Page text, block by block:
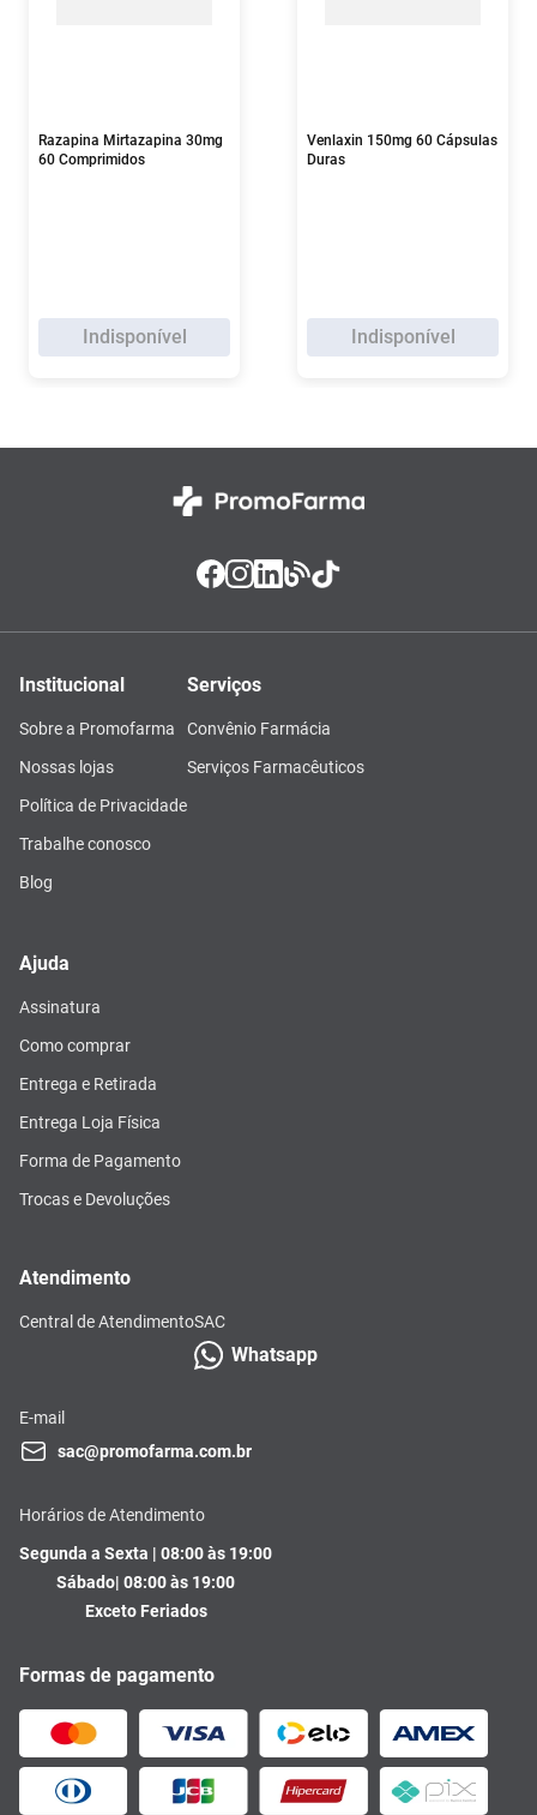
Razapina Mirtazapina 30mg
60 Comprimidos
Indisponível
Venlaxin 150mg 60 Cápsulas
Duras
Indisponível
Institucional
Sobre a Promofarma
Nossas lojas
Política de Privacidade
Trabalhe conosco
Blog
Serviços
Convênio Farmácia
Serviços Farmacêuticos
Ajuda
Assinatura
Como comprar
Entrega e Retirada
Entrega Loja Física
Forma de Pagamento
Trocas e Devoluções
Atendimento
Central de AtendimentoSAC
Whatsapp
E-mail
sac@promofarma.com.br
Horários de Atendimento
Segunda a Sexta | 08:00 às 19:00
Sábado| 08:00 às 19:00
Exceto Feriados
Formas de pagamento